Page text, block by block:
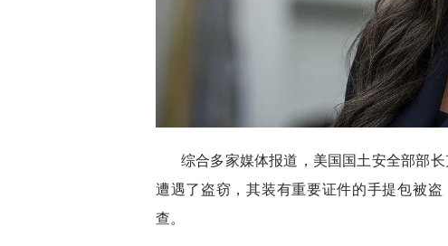
综合多家媒体报道，美国国土安全部部
遭遇了盗窃，其装有重要证件的手提包被
查。